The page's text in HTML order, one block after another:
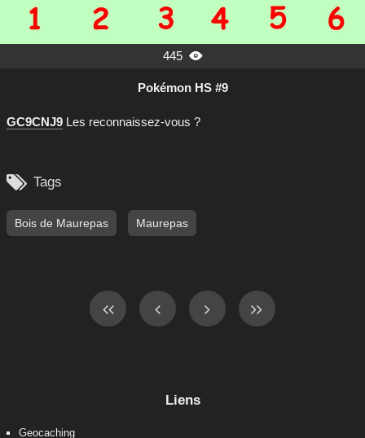
445 
Pokémon HS #9
GC9CNJ9 Les reconnaissez-vous ?
 Tags
Bois de Maurepas Maurepas
Liens
Geocaching